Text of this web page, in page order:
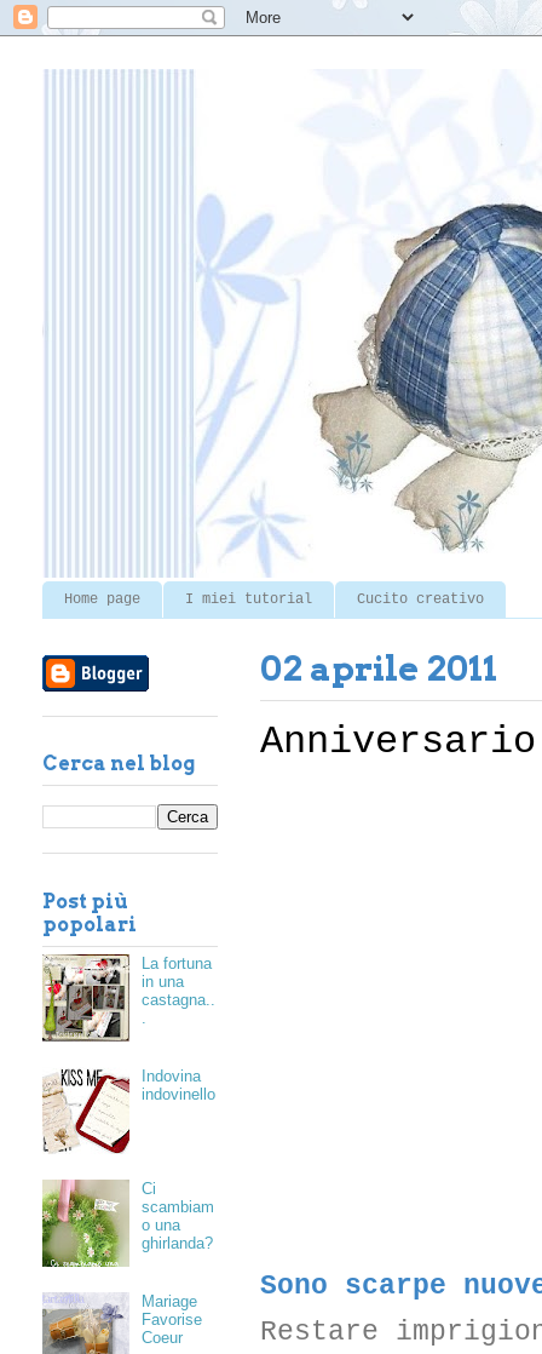
Home page I miei tutorial Cucito creativo
02 aprile 2011
Sono scarpe
Restare
Cerca nel blog
Post più
popolari
La fortuna
in una
castagna..
.
Indovina
indovinello
Ci
scambiam
o una
ghirlanda?
Mariage
Favorise
Coeur